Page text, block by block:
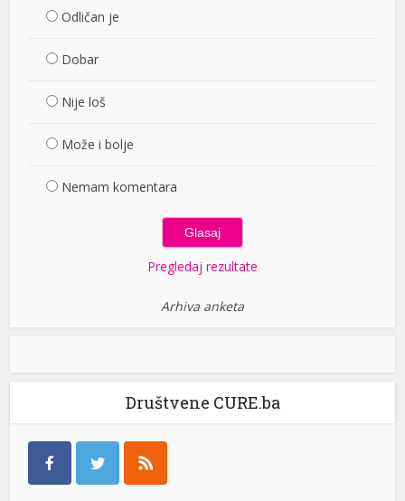
Odličan je
Dobar
Nije loš
Može i bolje
Nemam komentara
Pregledaj rezultate
Arhiva anketa
Društvene CURE.ba